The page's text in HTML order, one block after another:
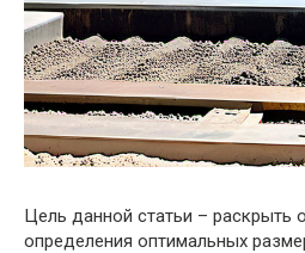
Цель данной статьи – раскрыть
определения оптимальных